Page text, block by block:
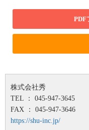
PDF
株式会社秀
TEL ： 045-947-3645
FAX ： 045-947-3646
https://shu-inc.jp/